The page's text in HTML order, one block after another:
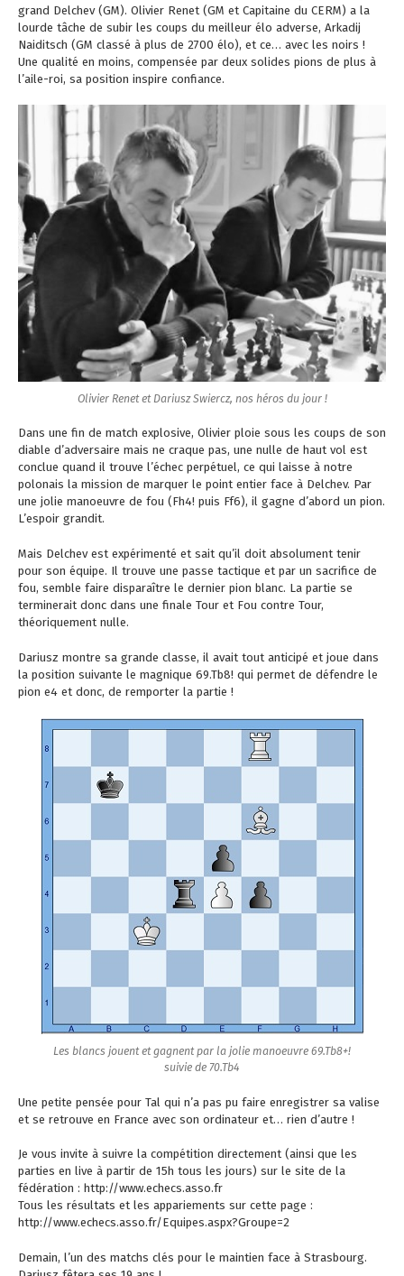
grand Delchev (GM). Olivier Renet (GM et Capitaine du CERM) a la
lourde tâche de subir les coups du meilleur élo adverse, Arkadij
Naiditsch (GM classé à plus de 2700 élo), et ce… avec les noirs !
Une qualité en moins, compensée par deux solides pions de plus à
l’aile-roi, sa position inspire confiance.
Olivier Renet et Dariusz Swiercz, nos héros du jour !
Dans une fin de match explosive, Olivier ploie sous les coups de son
diable d’adversaire mais ne craque pas, une nulle de haut vol est
conclue quand il trouve l’échec perpétuel, ce qui laisse à notre
polonais la mission de marquer le point entier face à Delchev. Par
une jolie manoeuvre de fou (Fh4! puis Ff6), il gagne d’abord un pion.
L’espoir grandit.
Mais Delchev est expérimenté et sait qu’il doit absolument tenir
pour son équipe. Il trouve une passe tactique et par un sacrifice de
fou, semble faire disparaître le dernier pion blanc. La partie se
terminerait donc dans une finale Tour et Fou contre Tour,
théoriquement nulle.
Dariusz montre sa grande classe, il avait tout anticipé et joue dans
la position suivante le magnique 69.Tb8! qui permet de défendre le
pion e4 et donc, de remporter la partie !
Les blancs jouent et gagnent par la jolie manoeuvre 69.Tb8+!
suivie de 70.Tb4
Une petite pensée pour Tal qui n’a pas pu faire enregistrer sa valise
et se retrouve en France avec son ordinateur et… rien d’autre !
Je vous invite à suivre la compétition directement (ainsi que les
parties en live à partir de 15h tous les jours) sur le site de la
fédération : http://www.echecs.asso.fr
Tous les résultats et les appariements sur cette page :
http://www.echecs.asso.fr/Equipes.aspx?Groupe=2
Demain, l’un des matchs clés pour le maintien face à Strasbourg.